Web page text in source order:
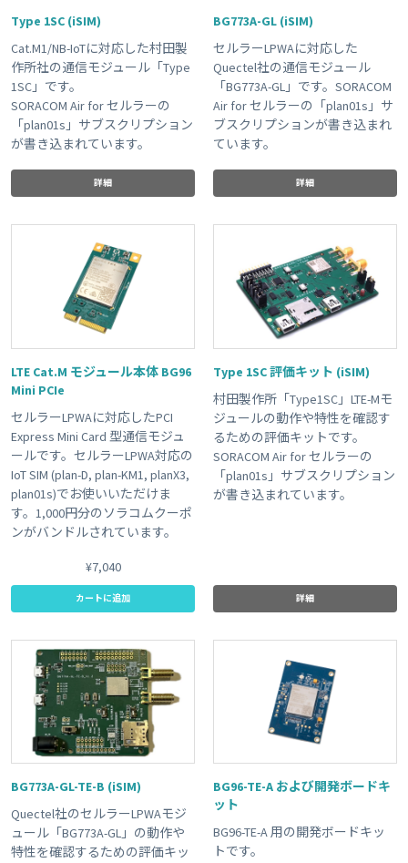
Type 1SC (iSIM)
Cat.M1/NB-IoTに対応した村田製
作所社の通信モジュール「Type
1SC」です。
SORACOM Air for セルラーの
「plan01s」サブスクリプション
が書き込まれています。
詳細
BG773A-GL (iSIM)
セルラーLPWAに対応した
Quectel社の通信モジュール
「BG773A-GL」です。SORACOM
Air for セルラーの「plan01s」サ
ブスクリプションが書き込まれ
ています。
詳細
LTE Cat.M モジュール本体 BG96
Mini PCIe
セルラーLPWAに対応したPCI
Express Mini Card 型通信モジュ
ールです。セルラーLPWA対応の
IoT SIM (plan-D, plan-KM1, planX3,
plan01s)でお使いいただけま
す。1,000円分のソラコムクーポ
ンがバンドルされています。
¥7,040
カートに追加
Type 1SC 評価キット (iSIM)
村田製作所「Type1SC」LTE-Mモ
ジュールの動作や特性を確認す
るための評価キットです。
SORACOM Air for セルラーの
「plan01s」サブスクリプション
が書き込まれています。
詳細
BG773A-GL-TE-B (iSIM)
Quectel社のセルラーLPWAモジ
ュール「BG773A-GL」の動作や
特性を確認するための評価キッ
BG96-TE-A および開発ボードキ
ット
BG96-TE-A 用の開発ボードキッ
トです。